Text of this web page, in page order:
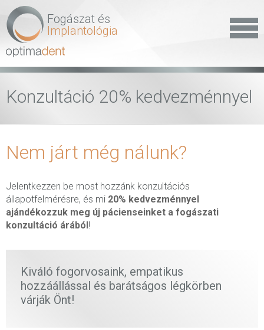
Fogászat és
Implantológia
Konzultáció 20% kedvezménnyel
Nem járt még nálunk?
Jelentkezzen be most hozzánk konzultációs
állapotfelmérésre, és mi 20% kedvezménnyel
ajándékozzuk meg új pácienseinket a fogászati
konzultáció árából!
Kiváló fogorvosaink, empatikus
hozzáállással és barátságos légkörben
várják Önt!